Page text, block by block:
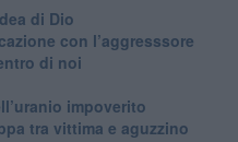
di Dio
con l’aggresssore
di noi
impoverito
tra vittima e aguzzino